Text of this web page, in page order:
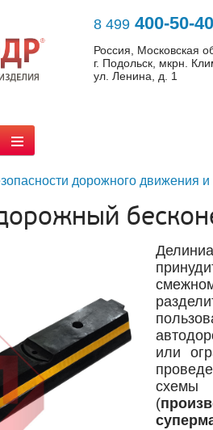
8 499400-50-40
Россия, Московская
г. Подольск, мкрн.
ул. Ленина, д. 1
дорожного движения и
или
схемы
(